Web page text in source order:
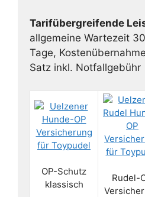
Tarifübergreifende
allgemeine Wartezeit
Tage,
Satz inkl. Notfallgebühr
OP-Schutz
klassisch
Rudel-